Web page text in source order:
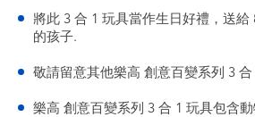
將此 3 合 1 玩具當作生日好禮，送
的孩子.
敬請留意其他樂高 創意百變系列 3
樂高 創意百變系列 3 合 1 玩具包含